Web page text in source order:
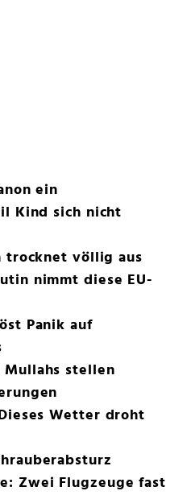
ein
Kind sich nicht
völlig aus
nimmt diese EU-
Panik auf
Mullahs stellen
Wetter droht
Zwei Flugzeuge fast